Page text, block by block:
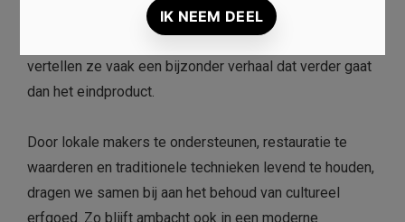
herwaardering. Handgemaakte producten combineren
kwaliteit, creativiteit en authenticiteit. Bovendien
vertellen ze vaak een bijzonder verhaal dat verder gaat
dan het eindproduct.
Door lokale makers te ondersteunen, restauratie te
waarderen en traditionele technieken levend te houden,
dragen we samen bij aan het behoud van cultureel
erfgoed. Zo blijft ambacht ook in een moderne